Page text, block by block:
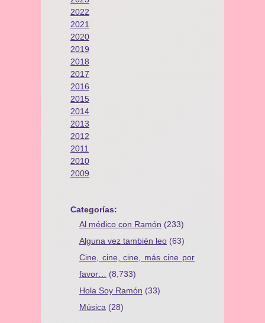
2022
2021
2020
2019
2018
2017
2016
2015
2014
2013
2012
2011
2010
2009
Categorías:
Al médico con Ramón (233)
Alguna vez también leo (63)
Cine, cine, cine, más cine por
favor…
(8,733)
Hola Soy Ramón (33)
Música (28)